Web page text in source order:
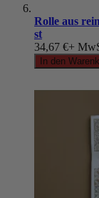
Rolle aus
st
34,67 €+
In den